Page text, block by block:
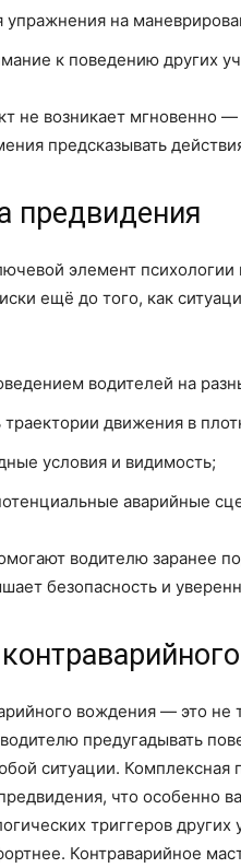
на
к поведению других
не возникает мгновенно —
предсказывать
предвидения
элемент психологии
ещё до того, как
водителей на
траектории движения в
условия и видимость;
аварийные
водителю заранее
безопасность и
вождения — это не
предугадывать
ситуации. Комплексная
что особенно
триггеров
Контраварийное